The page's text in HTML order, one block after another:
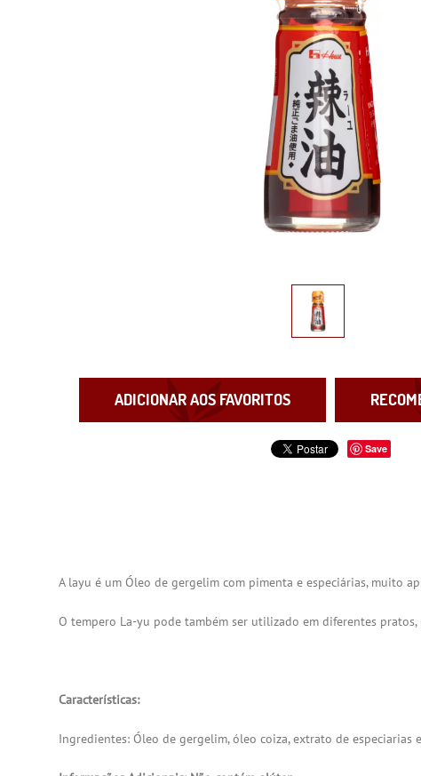
ADICIONAR AOS FAVORITOS
Save
A layu é um Óleo de gergelim com pimenta e especiárias, muito
O tempero La-yu pode também ser utilizado em diferentes
Características:
Ingredientes: Óleo de gergelim, óleo coiza, extrato de especiarias